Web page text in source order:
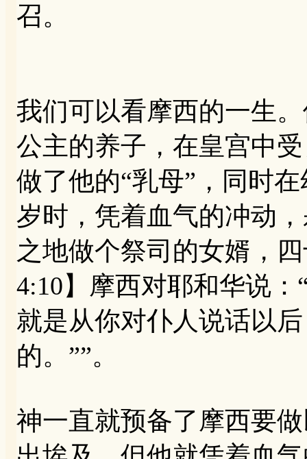
召。
我们可以看摩西的一生
公主的养子，在皇宫中
做了他的“乳母”，同时
岁时，凭着血气的冲动
之地做个祭司的女婿，
4:10】摩西对耶和华说
就是从你对仆人说话以
的。””。
神一直就预备了摩西要